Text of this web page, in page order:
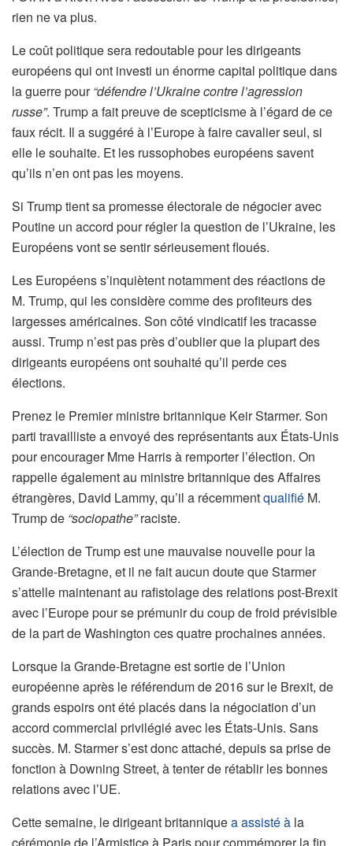
rien ne va plus.
Le coût politique sera redoutable pour les dirigeants
européens qui ont investi un énorme capital politique dans
la guerre pour“défendre l’Ukraine contre l’agression
russe”. Trump a fait preuve de scepticisme à l’égard de ce
faux récit. Il a suggéré à l’Europe à faire cavalier seul, si
elle le souhaite. Et les russophobes européens savent
qu’ils n’en ont pas les moyens.
Si Trump tient sa promesse électorale de négocier avec
Poutine un accord pour régler la question de l’Ukraine, les
Européens vont se sentir sérieusement floués.
Les Européens s’inquiètent notamment des réactions de
M. Trump, qui les considère comme des profiteurs des
largesses américaines. Son côté vindicatif les tracasse
aussi. Trump n’est pas près d’oublier que la plupart des
dirigeants européens ont souhaité qu’il perde ces
élections.
Prenez le Premier ministre britannique Keir Starmer. Son
parti travailliste a envoyé des représentants aux États-Unis
pour encourager Mme Harris à remporter l’élection. On
rappelle également au ministre britannique des Affaires
étrangères, David Lammy, qu’il a récemmentqualifié M.
Trump de “sociopathe”raciste.
L’élection de Trump est une mauvaise nouvelle pour la
Grande-Bretagne, et il ne fait aucun doute que Starmer
s’attelle maintenant au rafistolage des relations post-Brexit
avec l’Europe pour se prémunir du coup de froid prévisible
de la part de Washington ces quatre prochaines années.
Lorsque la Grande-Bretagne est sortie de l’Union
européenne après le référendum de 2016 sur le Brexit, de
grands espoirs ont été placés dans la négociation d’un
accord commercial privilégié avec les États-Unis. Sans
succès. M. Starmer s’est donc attaché, depuis sa prise de
fonction à Downing Street, à tenter de rétablir les bonnes
relations avec l’UE.
Cette semaine, le dirigeant britanniquea assisté à la